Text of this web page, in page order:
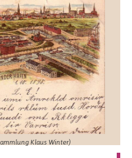
Klaus Winter)